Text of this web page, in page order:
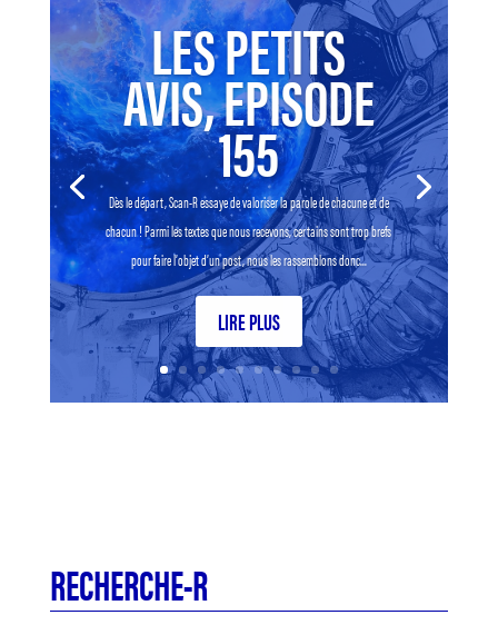
LES PETITS
AVIS, EPISODE
155
Dès le départ, Scan-R essaye de valoriser la parole de chacune et de
chacun ! Parmi les textes que nous recevons, certains sont trop brefs
pour faire l’objet d’un post, nous les rassemblons donc...
LIRE PLUS
RECHERCHE-R